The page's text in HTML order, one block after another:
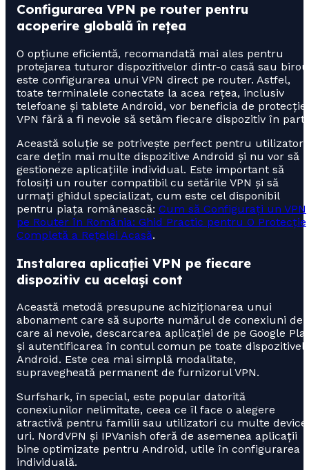
Configurarea VPN pe router pentru
acoperire globală în rețea
O opțiune eficientă, recomandată mai ales pentru
protejarea tuturor dispozitivelor dintr-o casă sau
este configurarea unui VPN direct pe router. Astfel,
toate terminalele conectate la acea rețea, inclusiv
telefoane și tablete Android, vor beneficia de protecție
VPN fără a fi nevoie să setăm fiecare dispozitiv în
Această soluție se potrivește perfect pentru utilizatorii
care dețin mai multe dispozitive Android și nu vor să
gestioneze aplicațiile individual. Este important să
folosiți un router compatibil cu setările VPN și să
urmați ghidul specializat, cum este cel disponibil
pentru piața românească: Cum să Configurați un VPN
pe Router în România: Ghid Practic pentru O Protecție
Completă a Rețelei Acasă.
Instalarea aplicației VPN pe fiecare
dispozitiv cu același cont
Această metodă presupune achiziționarea unui
abonament care să suporte numărul de conexiuni de
care ai nevoie, descarcarea aplicației de pe Google
și autentificarea în contul comun pe toate
Android. Este cea mai simplă modalitate,
supravegheată permanent de furnizorul VPN.
Surfshark, în special, este popular datorită
conexiunilor nelimitate, ceea ce îl face o alegere
atractivă pentru familii sau utilizatori cu multe
uri. NordVPN și IPVanish oferă de asemenea aplicații
bine optimizate pentru Android, utile în configurarea
individuală.